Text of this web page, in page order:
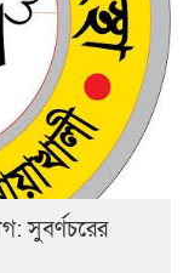
সুবর্ণচরের